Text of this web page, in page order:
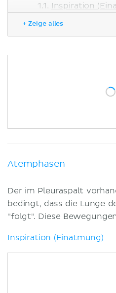
Inspiration
Literaturquellen
+ Zeige alles
Atemphasen
Der im Pleuraspalt
bedingt, dass die Lunge
"folgt". Diese
Inspiration (Einatmung)